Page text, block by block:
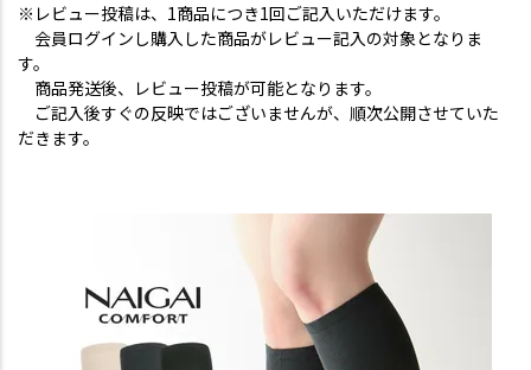
※レビュー投稿は、1商品につき1回ご記入いただけます。
会員ログインし購入した商品がレビュー記入の対象となりま
す。
商品発送後、レビュー投稿が可能となります。
ご記入後すぐの反映ではございませんが、順次公開させていた
だきます。